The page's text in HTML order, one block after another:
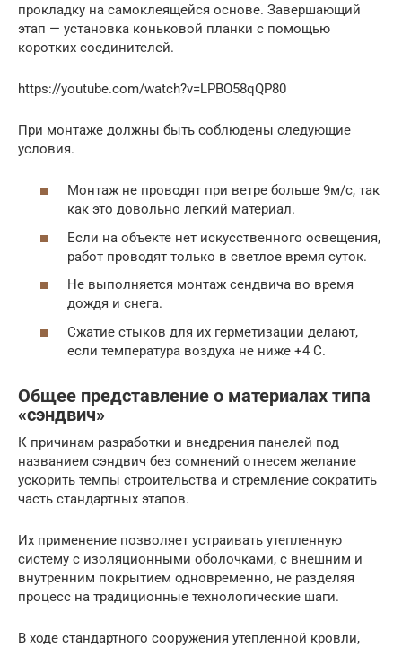
прокладку на самоклеящейся основе. Завершающий
этап — установка коньковой планки с помощью
коротких соединителей.
https://youtube.com/watch?v=LPBO58qQP80
При монтаже должны быть соблюдены следующие
условия.
Монтаж не проводят при ветре больше 9м/с, так
как это довольно легкий материал.
Если на объекте нет искусственного освещения,
работ проводят только в светлое время суток.
Не выполняется монтаж сендвича во время
дождя и снега.
Сжатие стыков для их герметизации делают,
если температура воздуха не ниже +4 С.
Общее представление о материалах типа
«сэндвич»
К причинам разработки и внедрения панелей под
названием сэндвич без сомнений отнесем желание
ускорить темпы строительства и стремление сократить
часть стандартных этапов.
Их применение позволяет устраивать утепленную
систему с изоляционными оболочками, с внешним и
внутренним покрытием одновременно, не разделяя
процесс на традиционные технологические шаги.
В ходе стандартного сооружения утепленной кровли,